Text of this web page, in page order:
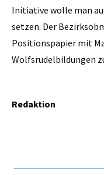
Initiative wolle man
setzen. Der
Positionspapier mit
Wolfsrudelbildungen
Redaktion